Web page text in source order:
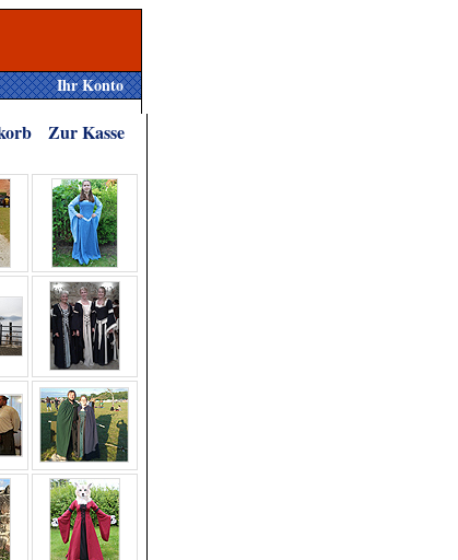
Ihr Konto
Zur Kasse